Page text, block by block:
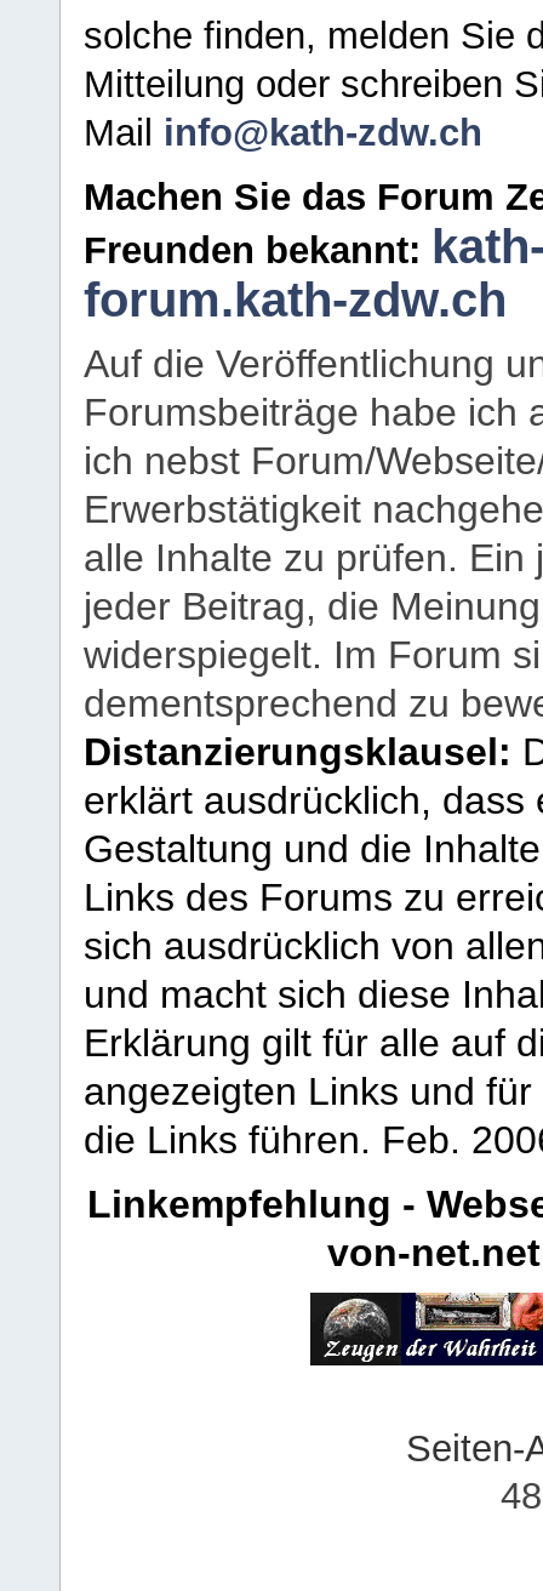
solche finden, melden Sie
Mitteilung oder schreiben
Mail info@kath-zdw.ch
Machen Sie das Forum
Freunden bekannt:
forum.kath-zdw.ch
Auf die Veröffentlichung
Forumsbeiträge habe ich
ich nebst Forum/
Erwerbstätigkeit
alle Inhalte zu prüfen.
jeder Beitrag, die
widerspiegelt. Im Forum
dementsprechend zu
Distanzierungsklausel:
erklärt ausdrücklich,
Gestaltung und die
Links des Forums zu
sich ausdrücklich von
und macht sich diese
Erklärung gilt für alle auf
angezeigten Links und
die Links führen. Feb.
Linkempfehlung -
von-net.net
Seiten-